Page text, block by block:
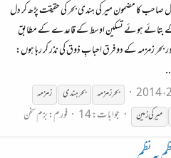
صاحب کا مضمون میر کی ہندی بحر کی حقیقت پڑھ کر دل
بتائے ہوئے تسکین اوسط کے قاعدے کے مطابق
بحر زمزمہ کے دو فرق احبابِ ذوق کی نذر کر رہا ہوں:
بحر زمزمہ بحر ہندی
زمزمہ
میر کی زمین جوابات: 14 فورم:بزم سخن